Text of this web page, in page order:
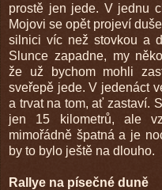
prostě jen jede. V jednu
Mojovi se opět projeví
silnici víc než stovkou a
Slunce zapadne, my
že už bychom mohli
sveřepě jede. V jedenáct
a trvat na tom, ať zastaví.
jen 15 kilometrů, ale
mimořádně špatná a je
by to bylo ještě na dlouho.
Rallye na písečné duně